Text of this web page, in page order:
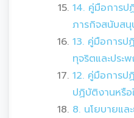
14. คู่มือการป
ภารกิจสนับส
13. คู่มือการป
ทุจริตและประ
12. คู่มือการป
ปฏิบัติงานหรือ
8. นโยบายแล